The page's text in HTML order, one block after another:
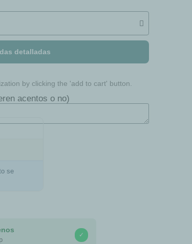
detalladas
by clicking the 'add to cart' button.
acentos o no)
se
✓